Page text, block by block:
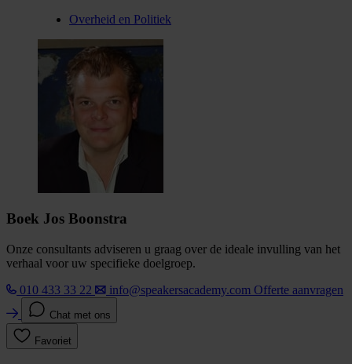
Overheid en Politiek
Boek Jos Boonstra
Onze consultants adviseren u graag over de ideale invulling van het
verhaal voor uw specifieke doelgroep.
010 433 33 22
info@speakersacademy.com Offerte aanvragen
Chat met ons
Favoriet